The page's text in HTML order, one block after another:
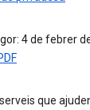
4 de febrer
que